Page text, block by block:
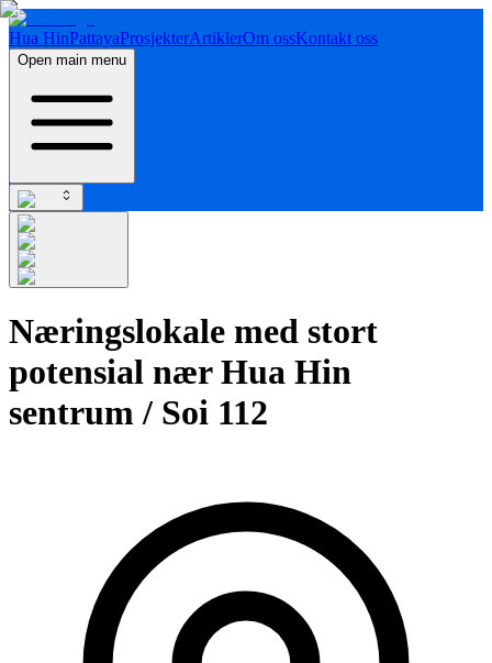
Hua HinPattayaProsjekterArtiklerOm ossKontakt oss
Open main menu
Næringslokale med stort
potensial nær Hua Hin
sentrum / Soi 112